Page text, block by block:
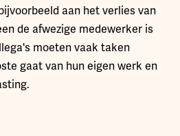
aan het verlies van
de afwezige medewerker is
moeten vaak taken
gaat van hun eigen werk en